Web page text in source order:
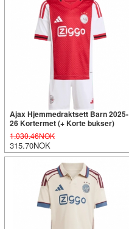
Ajax Hjemmedraktsett Barn 2025-
26 Kortermet (+ Korte bukser)
1.030.46NOK
315.70NOK